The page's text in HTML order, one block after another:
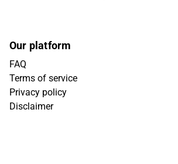
Our platform
FAQ
Terms of service
Privacy policy
Disclaimer